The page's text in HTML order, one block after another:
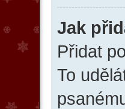
Jak
Přidat
To